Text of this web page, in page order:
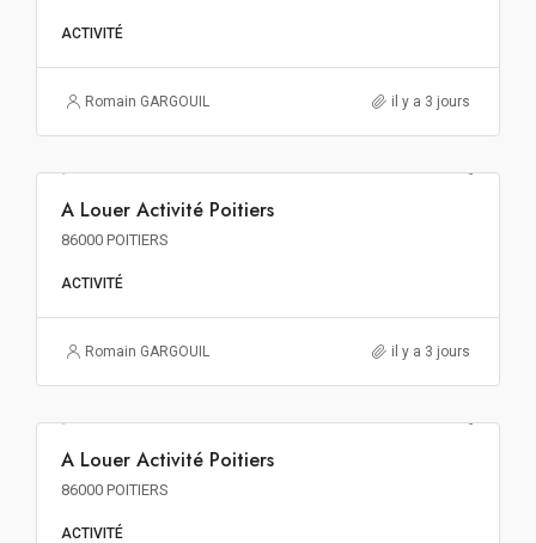
ACTIVITÉ
Romain GARGOUIL il y a 3 jours
94€ m²/an HT HC
A Louer Activité Poitiers
86000 POITIERS
ACTIVITÉ
Romain GARGOUIL il y a 3 jours
100€ m²/an HT HC
A Louer Activité Poitiers
86000 POITIERS
ACTIVITÉ